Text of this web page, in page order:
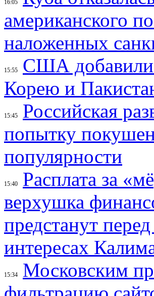
16:05
американского
наложенных
15:55
США добавили
Корею и
15:45
Российская
попытку
популярности
15:40
Расплата за
верхушка
предстанут
интересах
15:34
Московским